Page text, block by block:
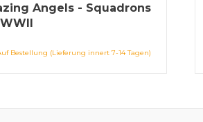
Angels - Squadrons
Bestellung (Lieferung innert 7-14 Tagen)